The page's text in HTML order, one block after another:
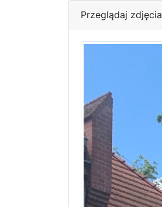
Przeglądaj zdjęcia